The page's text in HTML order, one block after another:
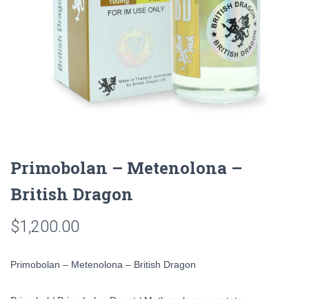
Primobolan – Metenolona –
British Dragon
$1,200.00
Primobolan – Metenolona – British Dragon